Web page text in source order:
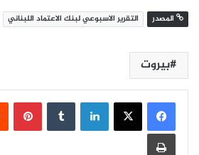
المصدر التقرير الاسبوعي لبنك الاعتماد اللبناني
بيروت
لينكدإن
طباعة